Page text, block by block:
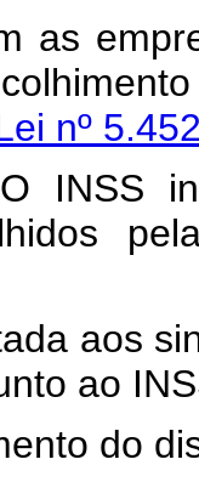
as
nº
INSS
aos
ao
do